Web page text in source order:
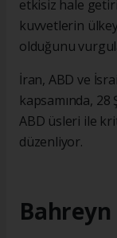
etkisiz hale
kuvvetlerin
olduğunu
İran, ABD ve
kapsamında,
ABD üsleri ile
düzenliyor.
Bahreyn